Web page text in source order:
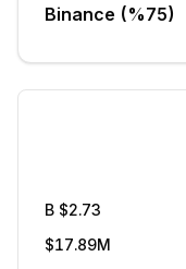
Binance (%75)
$2.73 B
$17.89M